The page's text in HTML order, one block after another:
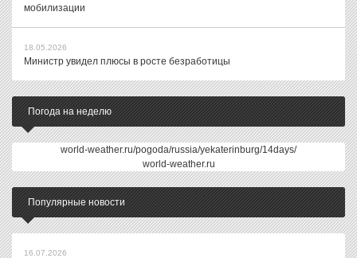
мобилизации
18.05.2026
Министр увидел плюсы в росте безработицы
Погода на неделю
world-weather.ru/pogoda/russia/yekaterinburg/14days/
world-weather.ru
Популярные новости
16.07.2026